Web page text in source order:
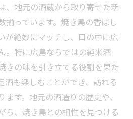
、地元の酒蔵から取り寄せた新
揃っています。焼き鳥の香ばし
が絶妙にマッチし、口の中に広
。特に広島ならではの純米酒
きの味を引き立てる役割を果た
酒も楽しむことができ、訪れる
す。地元の酒造りの歴史や、
ら、焼き鳥との相性を見つける